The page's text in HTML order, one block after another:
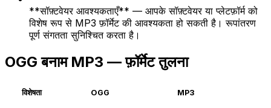
**सॉफ़्टवेयर आवश्यकताएँ** — आपके सॉफ़्टवेयर या प्लेटफ़ॉर्म को
विशेष रूप से MP3 फ़ॉर्मेट की आवश्यकता हो सकती है। रूपांतरण
पूर्ण संगतता सुनिश्चित करता है।
OGG बनाम MP3 — फ़ॉर्मेट तुलना
विशेषता OGG MP3